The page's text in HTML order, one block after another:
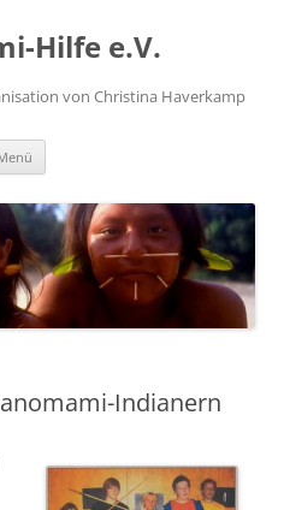
Hilfe e.V.
von Christina Haverkamp
Indianern